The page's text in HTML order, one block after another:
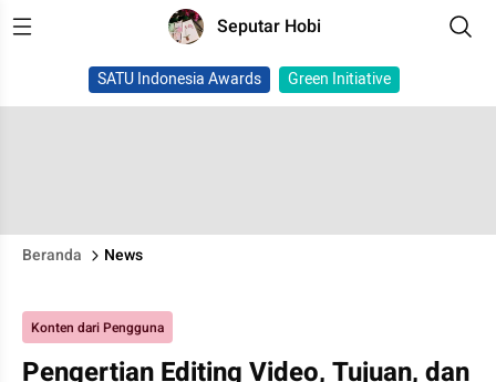
Seputar Hobi
SATU Indonesia Awards Green Initiative
Beranda News
Konten dari Pengguna
Pengertian Editing Video, Tujuan, dan